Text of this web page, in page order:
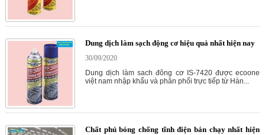
Dung dịch làm sạch động cơ hiệu quả nhất hiện nay
30/09/2020
Dung dịch làm sach đông cơ IS-7420 được ecoone
việt nam nhập khẩu và phân phối trực tiếp từ Hàn...
Chất phủ bóng chống tĩnh điện bán chạy nhất hiện